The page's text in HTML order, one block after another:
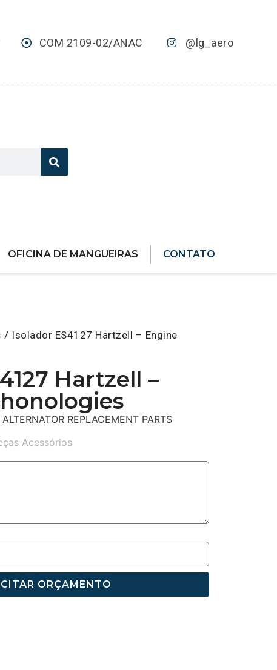
COM 2109-02/ANAC @lg_aero
OFICINA DE MANGUEIRAS CONTATO
/ Isolador ES4127 Hartzell – Engine
Hartzell –
REPLACEMENT PARTS
Acessórios
ORÇAMENTO